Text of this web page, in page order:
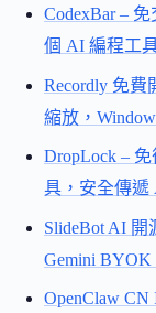
CodexBar –
個 AI 編程工
Recordly 免
縮放，
DropLock –
具，安全傳遞
SlideBot AI
Gemini BYOK
OpenClaw